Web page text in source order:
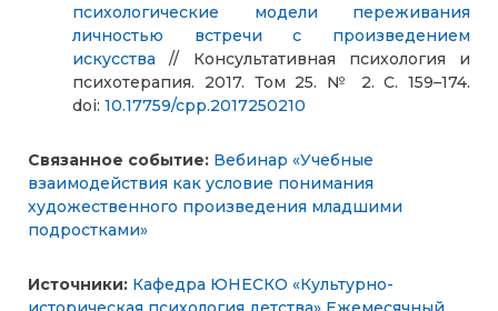
психологические модели переживания
личностью встречи с произведением
искусства // Консультативная психология и
психотерапия. 2017. Том 25. № 2. С. 159–174.
doi: 10.17759/cpp.2017250210
Связанное событие: Вебинар «Учебные
взаимодействия как условие понимания
художественного произведения младшими
подростками»
Источники: Кафедра ЮНЕСКО «Культурно-